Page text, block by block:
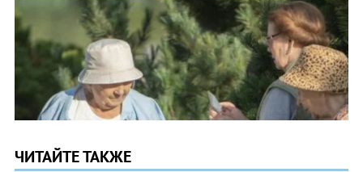
ЧИТАЙТЕ ТАКЖЕ